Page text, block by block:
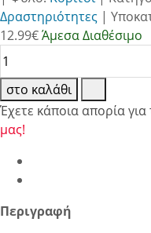
Δραστηριότητες |
12.99€Άμεσα Διαθέσιμο
στο καλάθι
Έχετε κάποια απορία
μας!
Περιγραφή